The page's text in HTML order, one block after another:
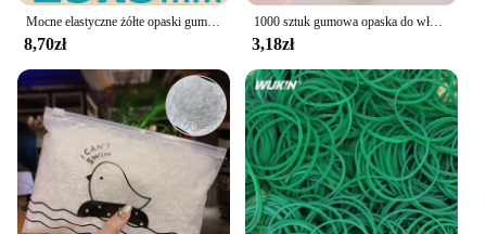
Mocne elastyczne żółte opaski gumowe rozciągliwe pierścienie lateksowe do biura domowego rozciągliwa opaska o średnicy 20 ~ 75mm szerokość 2 3 4 5 10mm
8,70zł
1000 sztuk gumowa opaska do włosów lina silikonowy uchwyt na kucyk elastyczna TPU gumka do włosów krawat gumowe pierścienie dziewczyny akcesoria do włosów
3,18zł